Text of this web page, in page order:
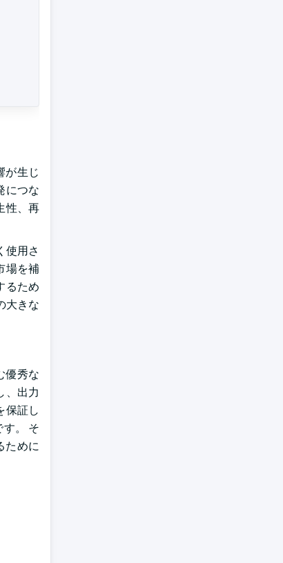
が生じ
につな
性、再
使用さ
場を補
るため
大きな
優秀な
、出力
保証し
。 そ
ために